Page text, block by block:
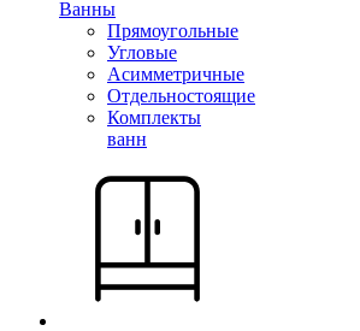
Ванны
Прямоугольные
Угловые
Асимметричные
Отдельностоящие
Комплекты
ванн